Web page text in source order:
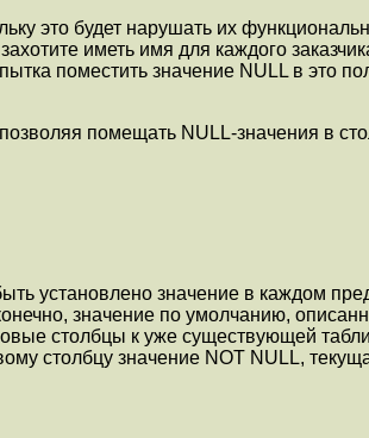
это будет нарушать их
иметь имя для каждого
поместить значение NULL в это
помещать NULL-значения в
установлено значение в каждом
значение по умолчанию,
столбцы к уже существующей
столбцу значение NOT NULL,